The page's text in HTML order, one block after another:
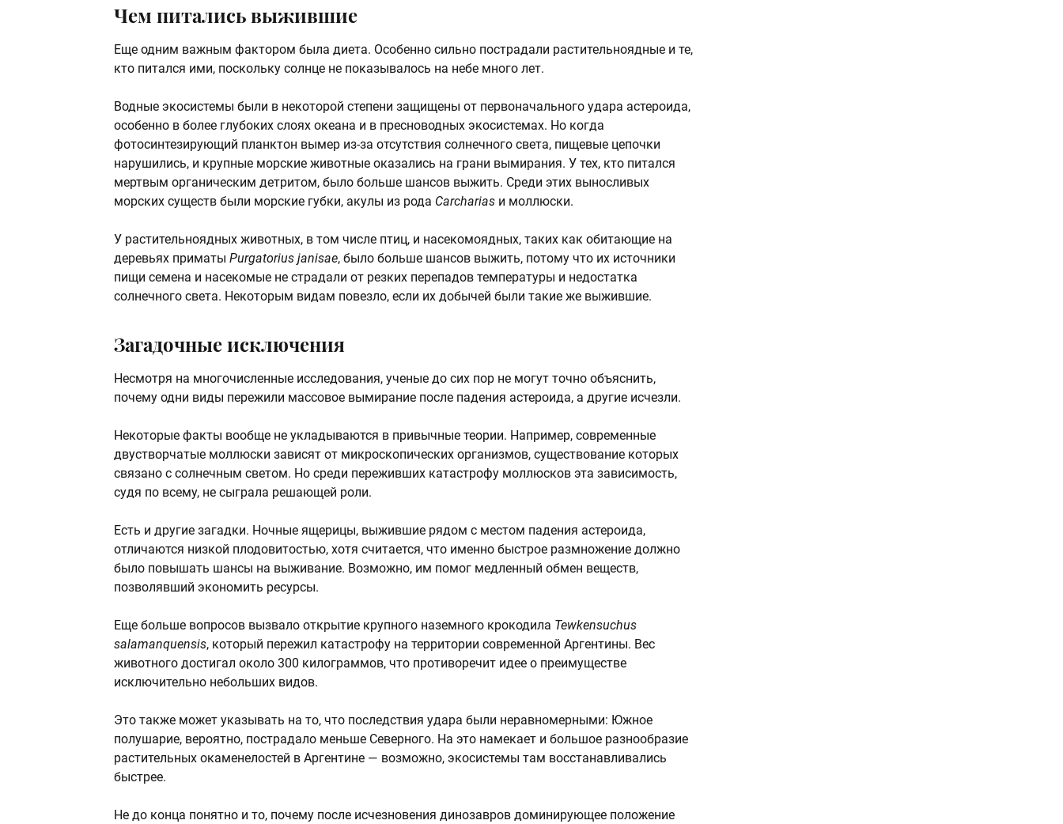
Чем питались выжившие
Еще одним важным фактором была диета. Особенно сильно пострадали растительноядные и те,
кто питался ими, поскольку солнце не показывалось на небе много лет.
Водные экосистемы были в некоторой степени защищены от первоначального удара астероида,
особенно в более глубоких слоях океана и в пресноводных экосистемах. Но когда
фотосинтезирующий планктон вымер из-за отсутствия солнечного света, пищевые цепочки
нарушились, и крупные морские животные оказались на грани вымирания. У тех, кто питался
мертвым органическим детритом, было больше шансов выжить. Среди этих выносливых
морских существ были морские губки, акулы из рода Carcharias и моллюски.
У растительноядных животных, в том числе птиц, и насекомоядных, таких как обитающие на
деревьях приматы Purgatorius janisae, было больше шансов выжить, потому что их источники
пищи семена и насекомые не страдали от резких перепадов температуры и недостатка
солнечного света. Некоторым видам повезло, если их добычей были такие же выжившие.
Загадочные исключения
Несмотря на многочисленные исследования, ученые до сих пор не могут точно объяснить,
почему одни виды пережили массовое вымирание после падения астероида, а другие исчезли.
Некоторые факты вообще не укладываются в привычные теории. Например, современные
двустворчатые моллюски зависят от микроскопических организмов, существование которых
связано с солнечным светом. Но среди переживших катастрофу моллюсков эта зависимость,
судя по всему, не сыграла решающей роли.
Есть и другие загадки. Ночные ящерицы, выжившие рядом с местом падения астероида,
отличаются низкой плодовитостью, хотя считается, что именно быстрое размножение должно
было повышать шансы на выживание. Возможно, им помог медленный обмен веществ,
позволявший экономить ресурсы.
Еще больше вопросов вызвало открытие крупного наземного крокодила Tewkensuchus
salamanquensis, который пережил катастрофу на территории современной Аргентины. Вес
животного достигал около 300 килограммов, что противоречит идее о преимуществе
исключительно небольших видов.
Это также может указывать на то, что последствия удара были неравномерными: Южное
полушарие, вероятно, пострадало меньше Северного. На это намекает и большое разнообразие
растительных окаменелостей в Аргентине — возможно, экосистемы там восстанавливались
быстрее.
Не до конца понятно и то, почему после исчезновения динозавров доминирующее положение